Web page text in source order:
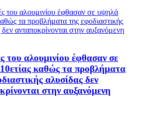
του αλουμινίου έφθασαν σε
καθώς τα προβλήματα
αλυσίδας δεν
στην αυξανόμενη